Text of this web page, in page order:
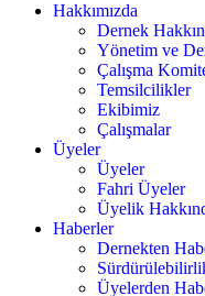
Hakkımızda
Dernek
Yönetim ve
Çalışma
Temsilcilikler
Ekibimiz
Çalışmalar
Üyeler
Üyeler
Fahri Üyeler
Üyelik
Haberler
Dernekten
Üyelerden